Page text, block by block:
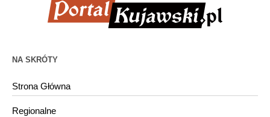
NA SKRÓTY
Strona Główna
Regionalne